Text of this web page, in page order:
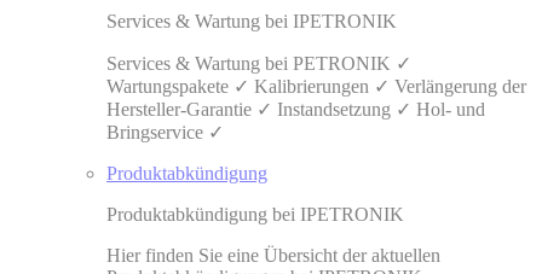
Services & Wartung bei IPETRONIK
Services & Wartung bei PETRONIK ✓
Wartungspakete ✓ Kalibrierungen ✓ Verlängerung der
Hersteller-Garantie ✓ Instandsetzung ✓ Hol- und
Bringservice ✓
Produktabkündigung
Produktabkündigung bei IPETRONIK
Hier finden Sie eine Übersicht der aktuellen